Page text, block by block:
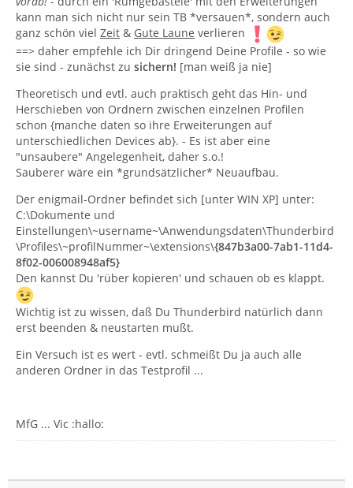
kann man sich nicht nur sein TB *versauen*, sondern auch
ganz schön viel Zeit & Gute Laune verlieren
==> daher empfehle ich Dir dringend Deine Profile - so wie
sie sind - zunächst zu sichern! [man weiß ja nie]
Theoretisch und evtl. auch praktisch geht das Hin- und
Herschieben von Ordnern zwischen einzelnen Profilen
schon {manche daten so ihre Erweiterungen auf
unterschiedlichen Devices ab}. - Es ist aber eine
"unsaubere" Angelegenheit, daher s.o.!
Sauberer wäre ein *grundsätzlicher* Neuaufbau.
Der enigmail-Ordner befindet sich [unter WIN XP] unter:
C:\Dokumente und
Einstellungen\~username~\Anwendungsdaten\Thunderbird
\Profiles\~profilNummer~\extensions\{847b3a00-7ab1-11d4-
8f02-006008948af5}
Den kannst Du 'rüber kopieren' und schauen ob es klappt.
Wichtig ist zu wissen, daß Du Thunderbird natürlich dann
erst beenden & neustarten mußt.
Ein Versuch ist es wert - evtl. schmeißt Du ja auch alle
anderen Ordner in das Testprofil ...
MfG ... Vic :hallo: